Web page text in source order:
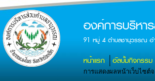
องค์การบริหา
91 หมู่ 4 ตำบลชานุวรรณ อ
หน้าแรก อัลบั้มกิจกรรม
การแสดงผลหน้าเว็บไซต์